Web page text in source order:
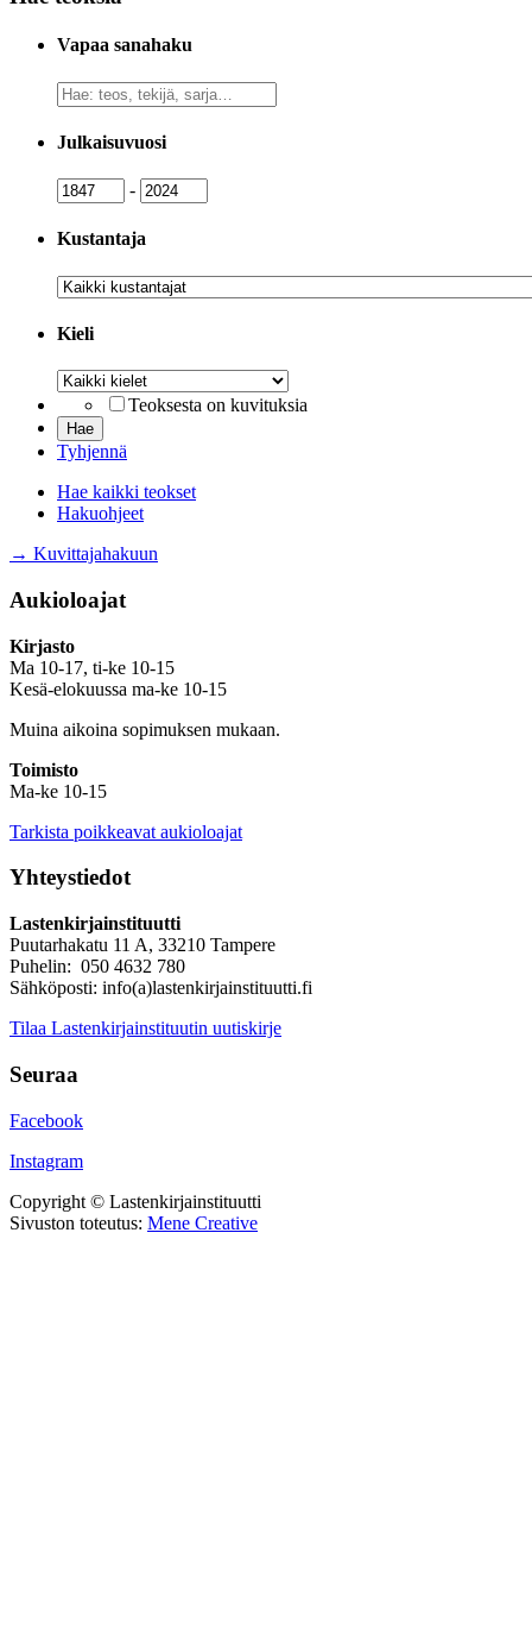
Vapaa sanahaku
Vapaa
sanahaku
Julkaisuvuosi
Julkaisuvuosi
- Julkaisuvuosi
Kustantaja
Kustantaja
Kieli
Kieli
Teoksesta on kuvituksia
Tyhjennä
Hae kaikki teokset
Hakuohjeet
→ Kuvittajahakuun
Aukioloajat
Kirjasto
Ma 10-17, ti-ke 10-15
Kesä-elokuussa ma-ke 10-15
Muina aikoina sopimuksen mukaan.
Toimisto
Ma-ke 10-15
Tarkista poikkeavat aukioloajat
Yhteystiedot
Lastenkirjainstituutti
Puutarhakatu 11 A, 33210 Tampere
Puhelin: 050 4632 780
Sähköposti: info(a)lastenkirjainstituutti.fi
Tilaa Lastenkirjainstituutin uutiskirje
Seuraa
Facebook
Instagram
Copyright © Lastenkirjainstituutti
Sivuston toteutus: Mene Creative